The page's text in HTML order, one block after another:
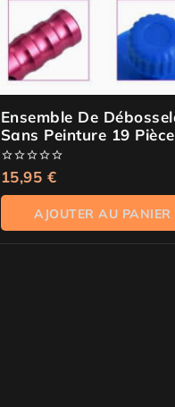
Ensemble De
Sans Peinture 19
0
de
5
15,95 €
AJOUTER AU PANIER